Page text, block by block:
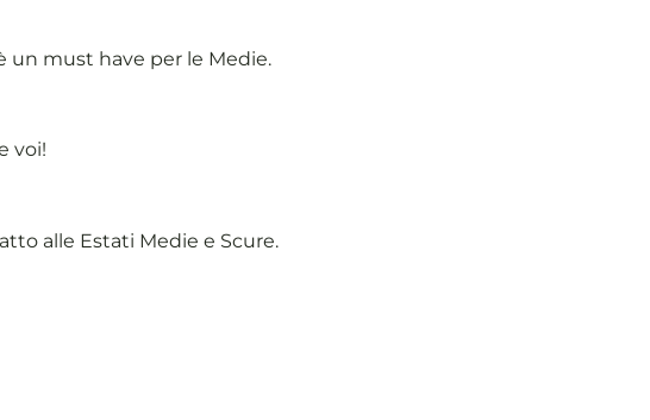
un must have per le Medie.
voi!
alle Estati Medie e Scure.